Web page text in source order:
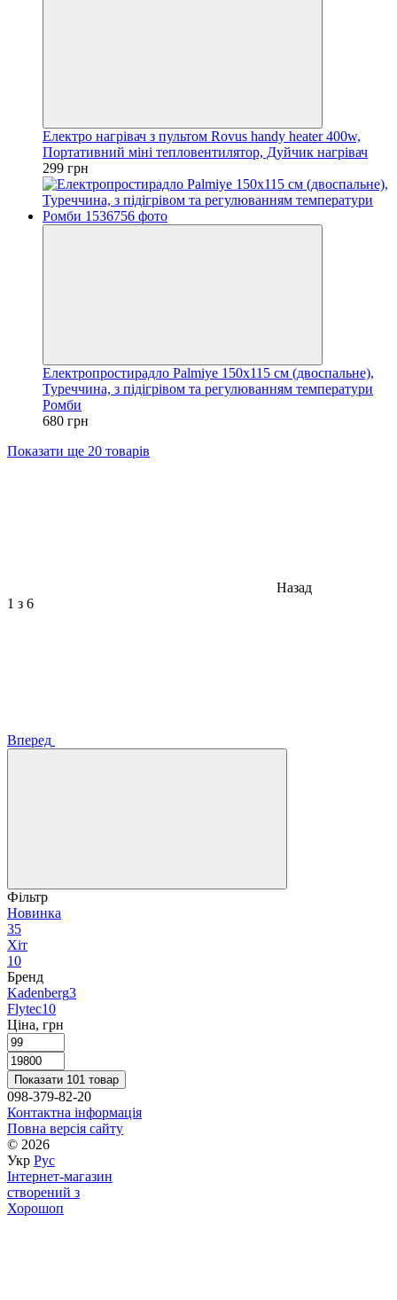
Електро нагрівач з пультом Rovus handy heater 400w,
Портативний міні тепловентилятор, Дуйчик нагрівач
299 грн
Електропростирадло Palmiye 150х115 см (двоспальне),
Туреччина, з підігрівом та регулюванням температури
Ромби
680 грн
Показати ще 20 товарів
Назад
1 з 6
Вперед
Фільтр
Новинка
35
Хіт
10
Бренд
Kadenberg3
Flytec10
Ціна, грн
Показати 101 товар
098-379-82-20
Контактна інформація
Повна версія сайту
© 2026
Укр Рус
Інтернет-магазин
створений з
Хорошоп